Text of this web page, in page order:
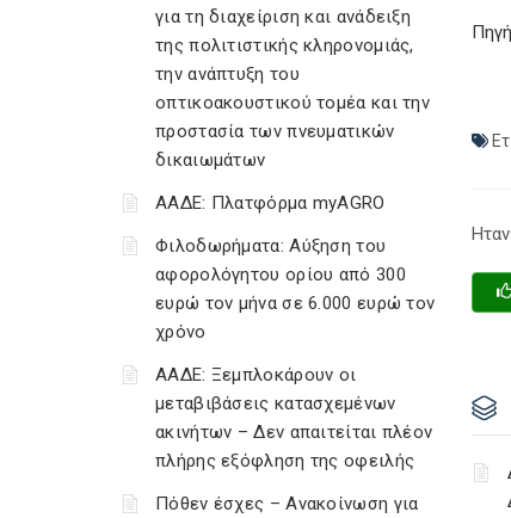
για τη διαχείριση και ανάδειξη
της πολιτιστικής κληρονομιάς,
την ανάπτυξη του
οπτικοακουστικού τομέα και την
προστασία των πνευματικών
δικαιωμάτων
ΑΑΔΕ: Πλατφόρμα myAGRO
Φιλοδωρήματα: Αύξηση του
αφορολόγητου ορίου από 300
ευρώ τον μήνα σε 6.000 ευρώ τον
χρόνο
ΑΑΔΕ: Ξεμπλοκάρουν οι
μεταβιβάσεις κατασχεμένων
ακινήτων – Δεν απαιτείται πλέον
πλήρης εξόφληση της οφειλής
Πόθεν έσχες – Ανακοίνωση για